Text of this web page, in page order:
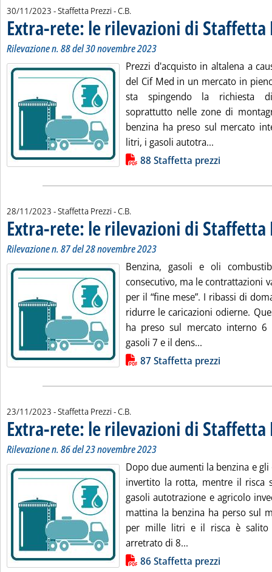
30/11/2023 - Staffetta Prezzi -di:
C.B.
Extra-rete: le rilevazioni di Staffetta
Rilevazione n. 88 del 30 novembre 2023
Prezzi d'acquisto in altalena a
del Cif Med in un mercato in
sta spingendo la richiesta
soprattutto nelle zone di
benzina ha preso sul mercato
litri, i gasoli autotra...
Lista allegati PDF alla notizia88 Staffetta prezzi
28/11/2023 - Staffetta Prezzi -di:
C.B.
Extra-rete: le rilevazioni di Staffetta
Rilevazione n. 87 del 28 novembre 2023
Benzina, gasoli e oli
consecutivo, ma le contrattazioni
per il “fine mese”. I ribassi di
ridurre le caricazioni odierne.
ha preso sul mercato interno
gasoli 7 e il dens...
Lista allegati PDF alla notizia87 Staffetta prezzi
23/11/2023 - Staffetta Prezzi -di:
C.B.
Extra-rete: le rilevazioni di Staffetta
Rilevazione n. 86 del 23 novembre 2023
Dopo due aumenti la benzina e
invertito la rotta, mentre il risca
gasoli autotrazione e agricolo
mattina la benzina ha perso sul
per mille litri e il risca è
arretrato di 8...
Lista allegati PDF alla notizia86 Staffetta prezzi